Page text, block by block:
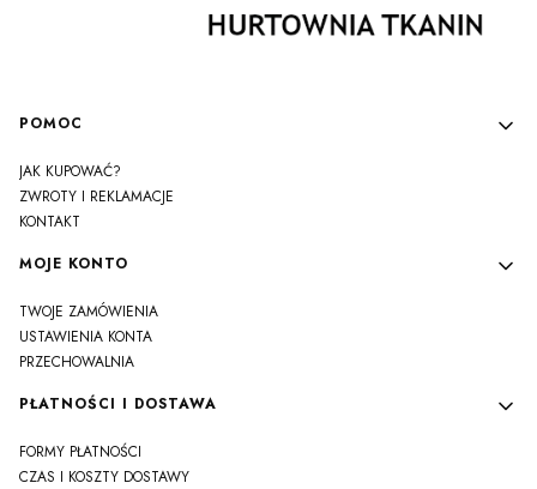
Linki w stopce
POMOC
JAK KUPOWAĆ?
ZWROTY I REKLAMACJE
KONTAKT
MOJE KONTO
TWOJE ZAMÓWIENIA
USTAWIENIA KONTA
PRZECHOWALNIA
PŁATNOŚCI I DOSTAWA
FORMY PŁATNOŚCI
CZAS I KOSZTY DOSTAWY